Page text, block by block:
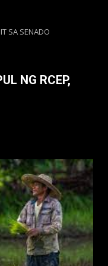
SA SENADO
NG RCEP,